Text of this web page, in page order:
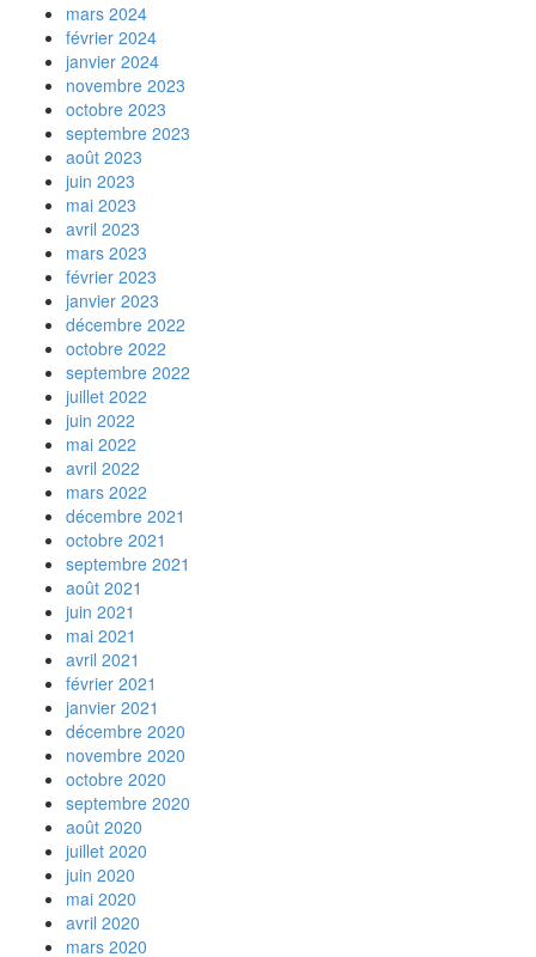
mars 2024
février 2024
janvier 2024
novembre 2023
octobre 2023
septembre 2023
août 2023
juin 2023
mai 2023
avril 2023
mars 2023
février 2023
janvier 2023
décembre 2022
octobre 2022
septembre 2022
juillet 2022
juin 2022
mai 2022
avril 2022
mars 2022
décembre 2021
octobre 2021
septembre 2021
août 2021
juin 2021
mai 2021
avril 2021
février 2021
janvier 2021
décembre 2020
novembre 2020
octobre 2020
septembre 2020
août 2020
juillet 2020
juin 2020
mai 2020
avril 2020
mars 2020